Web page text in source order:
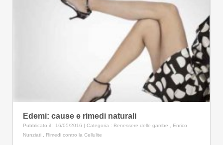
Edemi: cause e rimedi naturali
Pubblicato il : 16/05/2016 | Categoria : Benessere delle gambe , Enrico
Nunziati , Rimedi contro la Cellulite